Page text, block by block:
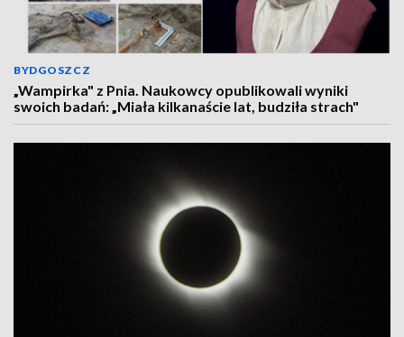
BYDGOSZCZ
„Wampirka" z Pnia. Naukowcy opublikowali wyniki
swoich badań: „Miała kilkanaście lat, budziła strach"